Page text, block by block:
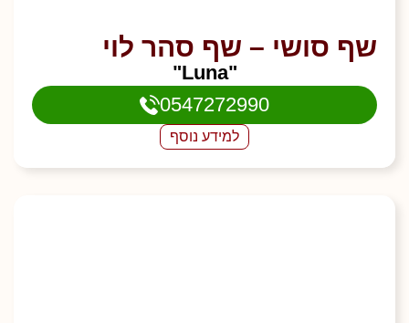
שף סושי – שף סהר לוי
"Luna"
0547272990
למידע נוסף